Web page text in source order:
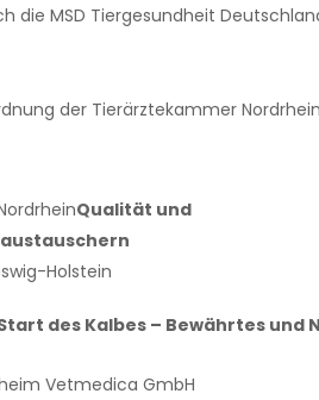
die MSD Tiergesundheit
der Tierärztekammer Nordrhein
Qualität und
Holstein
des Kalbes – Bewährtes und
Vetmedica GmbH